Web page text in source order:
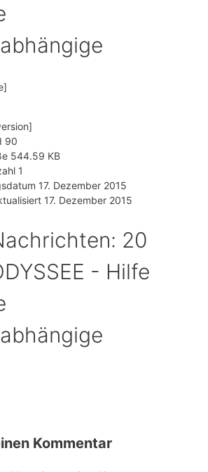
90
544.59 KB
1
17. Dezember 2015
17. Dezember 2015
20
- Hilfe
Kommentar